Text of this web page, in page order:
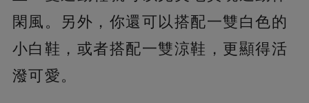
閑風。另外，你還可以搭配一雙白色的
小白鞋，或者搭配一雙涼鞋，更顯得活
潑可愛。